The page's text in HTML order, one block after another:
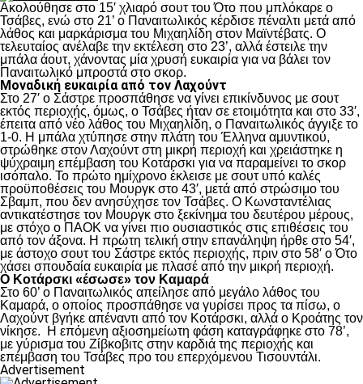
Ακολούθησε στο 15′ χλιαρό σουτ του Ότο που μπλόκαρε ο
Τσάβες, ενώ στο 21’ ο Παναιτωλικός κέρδισε πέναλτι μετά από
λάθος και μαρκάρισμα του Μιχαηλίδη στον Μαϊντέβατς. Ο
τελευταίος ανέλαβε την εκτέλεση στο 23’, αλλά έστειλε την
μπάλα άουτ, χάνοντας μία χρυσή ευκαιρία για να βάλει τον
Παναιτωλικό μπροστά στο σκορ.
Μοναδική ευκαιρία από τον Λαχούντ
Στο 27′ ο Σάστρε προσπάθησε να γίνει επικίνδυνος με σουτ
εκτός περιοχής, όμως, ο Τσάβες ήταν σε ετοιμότητα και στο 33′,
έπειτα από νέο λάθος του Μιχαηλίδη, ο Παναιτωλικός άγγιξε το
1-0. Η μπάλα χτύπησε στην πλάτη του Έλληνα αμυντικού,
στρώθηκε στον Λαχούντ στη μικρή περιοχή και χρειάστηκε η
ψύχραιμη επέμβαση του Κοτάρσκι για να παραμείνει το σκορ
ισόπαλο. Το πρώτο ημίχρονο έκλεισε με σουτ υπό καλές
προϋποθέσεις του Μουργκ στο 43′, μετά από στρώσιμο του
Σβαμπ, που δεν ανησύχησε τον Τσάβες. Ο Κωνσταντέλιας
αντικατέστησε τον Μουργκ στο ξεκίνημα του δευτέρου μέρους,
με στόχο ο ΠΑΟΚ να γίνει πιο ουσιαστικός στις επιθέσεις του
από τον άξονα. Η πρώτη τελική στην επανάληψη ήρθε στο 54′,
με άστοχο σουτ του Σάστρε εκτός περιοχής, πριν στο 58′ ο Ότο
χάσει σπουδαία ευκαιρία με πλασέ από την μικρή περιοχή.
Ο Κοτάρσκι «έσωσε» τον Καμαρά
Στο 60’ ο Παναιτωλικός απείλησε από μεγάλο λάθος του
Καμαρά, ο οποίος προσπάθησε να γυρίσει προς τα πίσω, ο
Λαχούντ βγήκε απέναντι από τον Κοτάρσκι, αλλά ο Κροάτης τον
νίκησε. Η επόμενη αξιοσημείωτη φάση καταγράφηκε στο 78’,
με γύρισμα του Ζίβκοβιτς στην καρδιά της περιοχής και
επέμβαση του Τσάβες προ του επερχόμενου Τισουντάλι.
Advertisement